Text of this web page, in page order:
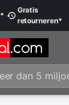
*
Gratis
retourneren*